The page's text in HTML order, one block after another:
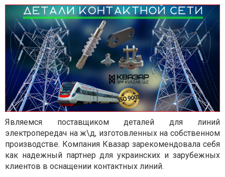
Являемся поставщиком деталей для линий
электропередач на ж\д, изготовленных на собственном
производстве. Компания Квазар зарекомендовала себя
как надежный партнер для украинских и зарубежных
клиентов в оснащении контактных линий.